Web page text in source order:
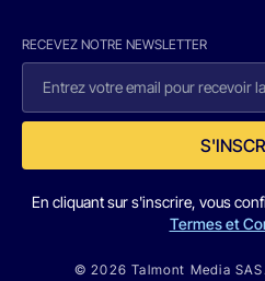
RECEVEZ NOTRE NEWSLETTER
En cliquant sur s'inscrire, vous
Termes et
© 2026 Talmont Media